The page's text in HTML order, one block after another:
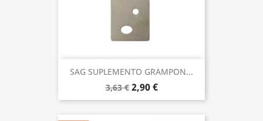
SAG SUPLEMENTO GRAMPON...
3,63 € 2,90 €